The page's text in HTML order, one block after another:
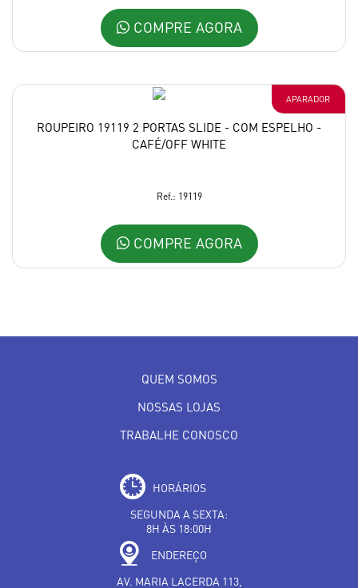
COMPRE AGORA
APARADOR
ROUPEIRO 19119 2 PORTAS SLIDE - COM ESPELHO -
CAFÉ/OFF WHITE
Ref.: 19119
COMPRE AGORA
QUEM SOMOS
NOSSAS LOJAS
TRABALHE CONOSCO
HORÁRIOS
SEGUNDA A SEXTA:
8H ÀS 18:00H
ENDEREÇO
AV. MARIA LACERDA 113,